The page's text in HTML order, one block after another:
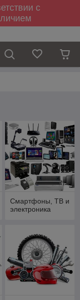
с
Смартфоны, ТВ и
электроника